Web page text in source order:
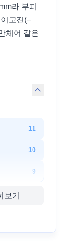
라 부피
고진(–
체어 같은
11
10
9
보기